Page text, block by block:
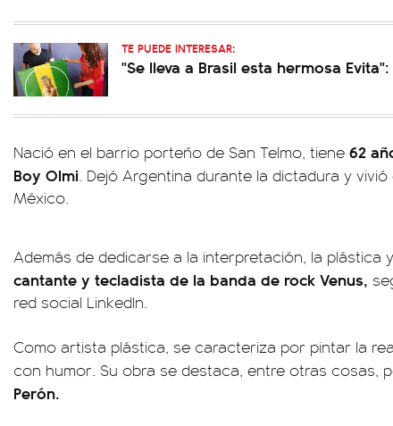
TE PUEDE INTERESAR:
"Se lleva a Brasil esta hermosa
Nació en el barrio porteño de San Telmo, tiene 62
Boy Olmi. Dejó Argentina durante la dictadura y
México.
Además de dedicarse a la interpretación, la plástica
cantante y tecladista de la banda de rock Venus,
red social LinkedIn.
Como artista plástica, se caracteriza por pintar la
con humor. Su obra se destaca, entre otras cosas,
Perón.